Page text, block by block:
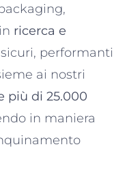
ricerca e
performanti
ai nostri
più di 25.000
in maniera